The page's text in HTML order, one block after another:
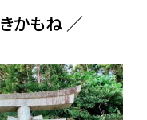
かもね ／